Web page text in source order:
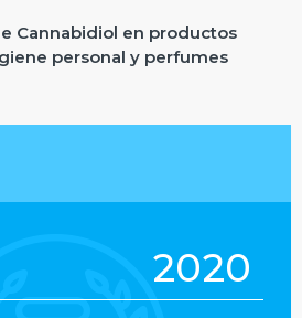
Cannabidiol en productos
personal y perfumes
2020